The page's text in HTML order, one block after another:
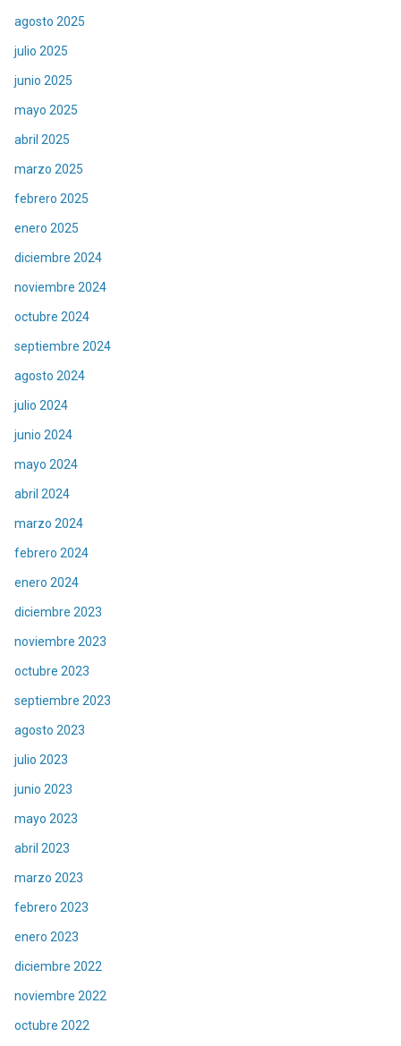
agosto 2025
julio 2025
junio 2025
mayo 2025
abril 2025
marzo 2025
febrero 2025
enero 2025
diciembre 2024
noviembre 2024
octubre 2024
septiembre 2024
agosto 2024
julio 2024
junio 2024
mayo 2024
abril 2024
marzo 2024
febrero 2024
enero 2024
diciembre 2023
noviembre 2023
octubre 2023
septiembre 2023
agosto 2023
julio 2023
junio 2023
mayo 2023
abril 2023
marzo 2023
febrero 2023
enero 2023
diciembre 2022
noviembre 2022
octubre 2022